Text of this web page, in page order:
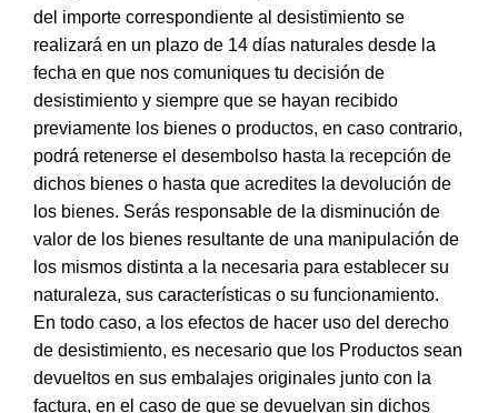
del importe correspondiente al desistimiento se
realizará en un plazo de 14 días naturales desde la
fecha en que nos comuniques tu decisión de
desistimiento y siempre que se hayan recibido
previamente los bienes o productos, en caso contrario,
podrá retenerse el desembolso hasta la recepción de
dichos bienes o hasta que acredites la devolución de
los bienes. Serás responsable de la disminución de
valor de los bienes resultante de una manipulación de
los mismos distinta a la necesaria para establecer su
naturaleza, sus características o su funcionamiento.
En todo caso, a los efectos de hacer uso del derecho
de desistimiento, es necesario que los Productos sean
devueltos en sus embalajes originales junto con la
factura, en el caso de que se devuelvan sin dichos